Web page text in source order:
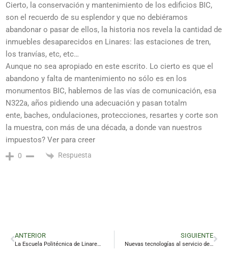
Cierto, la conservación y mantenimiento de los edificios BIC,
son el recuerdo de su esplendor y que no debiéramos
abandonar o pasar de ellos, la historia nos revela la cantidad de
inmuebles desaparecidos en Linares: las estaciones de tren,
los tranvías, etc, etc…
Aunque no sea apropiado en este escrito. Lo cierto es que el
abandono y falta de mantenimiento no sólo es en los
monumentos BIC, hablemos de las vías de comunicación, esa
N322a, años pidiendo una adecuación y pasan totalm
ente, baches, ondulaciones, protecciones, resartes y corte son
la muestra, con más de una década, a donde van nuestros
impuestos? Ver para creer
0 Respuesta
ANTERIOR SIGUIENTE
Nuevas tecnologías al servicio del reciclaje